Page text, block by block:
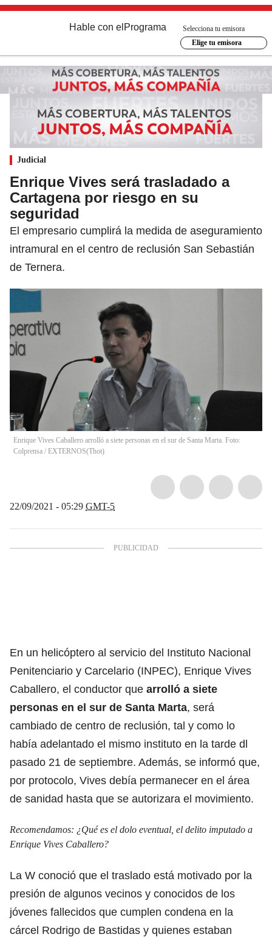
Hable con el Programa
Selecciona tu emisora
Elige tu emisora
Judicial
Enrique Vives será trasladado a
Cartagena por riesgo en su
seguridad
El empresario cumplirá la medida de aseguramiento
intramural en el centro de reclusión San Sebastián
de Ternera.
Enrique Vives Caballero arrolló a siete personas en el sur de Santa Marta. Foto:
Colprensa / EXTERNOS(Thot)
22/09/2021 - 05:29 GMT-5
En un helicóptero al servicio del Instituto Nacional
Penitenciario y Carcelario (INPEC), Enrique Vives
Caballero, el conductor que arrolló a siete
personas en el sur de Santa Marta, será
cambiado de centro de reclusión, tal y como lo
había adelantado el mismo instituto en la tarde dl
pasado 21 de septiembre. Además, se informó que,
por protocolo, Vives debía permanecer en el área
de sanidad hasta que se autorizara el movimiento.
Recomendamos: ¿Qué es el dolo eventual, el delito imputado a
Enrique Vives Caballero?
La W conoció que el traslado está motivado por la
presión de algunos vecinos y conocidos de los
jóvenes fallecidos que cumplen condena en la
cárcel Rodrigo de Bastidas y quienes estaban